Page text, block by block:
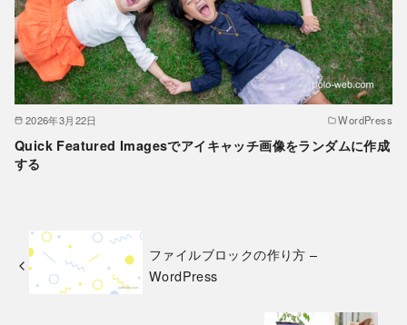
2026年3月22日 WordPress
Quick Featured Imagesでアイキャッチ画像をランダムに作成
する
ファイルブロックの作り方 –
WordPress